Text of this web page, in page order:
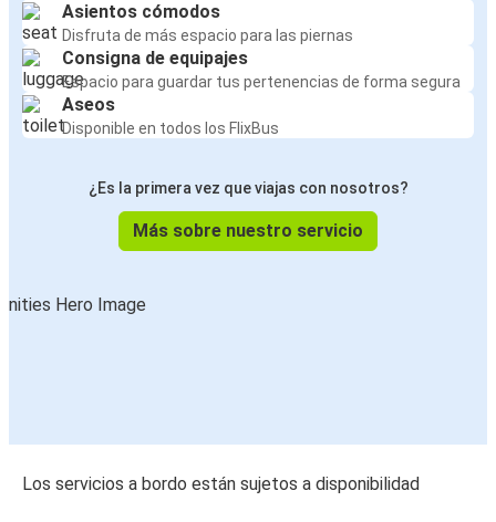
Asientos cómodos
Disfruta de más espacio para las piernas
Consigna de equipajes
Espacio para guardar tus pertenencias de forma segura
Aseos
Disponible en todos los FlixBus
¿Es la primera vez que viajas con nosotros?
Más sobre nuestro servicio
Los servicios a bordo están sujetos a disponibilidad